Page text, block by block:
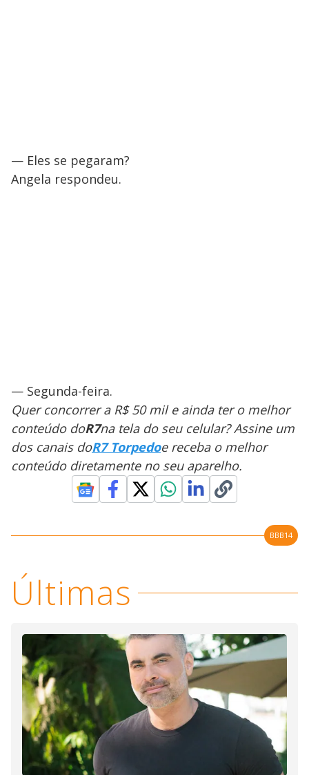
— Eles se pegaram?
Angela respondeu.
— Segunda-feira.
Quer concorrer a R$ 50 mil e ainda ter o melhor
conteúdo doR7na tela do seu celular? Assine um
dos canais doR7 Torpedoe receba o melhor
conteúdo diretamente no seu aparelho.
BBB14
Últimas